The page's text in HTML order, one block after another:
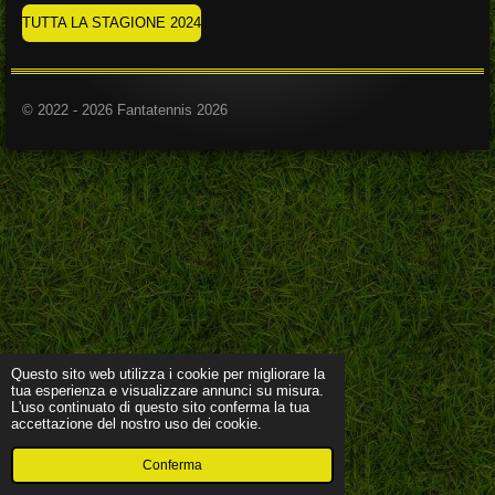
Questo sito web utilizza i cookie per migliorare la
tua esperienza e visualizzare annunci su misura.
L'uso continuato di questo sito conferma la tua
accettazione del nostro uso dei cookie.
Conferma
TUTTA LA STAGIONE 2024
© 2022 - 2026 Fantatennis 2026